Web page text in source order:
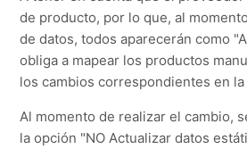
de producto, por lo que, al
de datos, todos aparecerán como
obliga a mapear los productos
los cambios correspondientes en
Al momento de realizar el cambio,
la opción "NO Actualizar datos